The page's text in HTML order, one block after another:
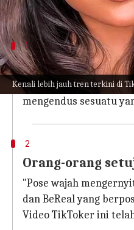
Kenali lebih jauh tren terkini di
1
Mari kita
Pose ini memberikan
mengendus sesuatu
2
Orang-orang
"Pose wajah
dan BeReal yang
Video TikToker ini